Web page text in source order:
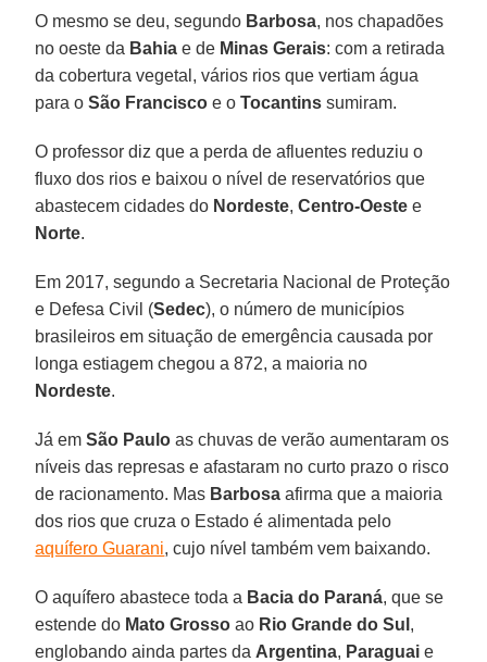
O mesmo se deu, segundo Barbosa, nos chapadões
no oeste da Bahia e de Minas Gerais: com a retirada
da cobertura vegetal, vários rios que vertiam água
para oSão Francisco e oTocantins sumiram.
O professor diz que a perda de afluentes reduziu o
fluxo dos rios e baixou o nível de reservatórios que
abastecem cidades do Nordeste, Centro-Oeste e
Norte.
Em 2017, segundo a Secretaria Nacional de Proteção
e Defesa Civil (Sedec), o número de municípios
brasileiros em situação de emergência causada por
longa estiagem chegou a 872, a maioria no
Nordeste.
Já emSão Paulo as chuvas de verão aumentaram os
níveis das represas e afastaram no curto prazo o risco
de racionamento. Mas Barbosa afirma que a maioria
dos rios que cruza o Estado é alimentada pelo
aquífero Guarani, cujo nível também vem baixando.
O aquífero abastece toda a Bacia do Paraná, que se
estende do Mato Grosso ao Rio Grande do Sul ,
englobando ainda partes da Argentina, Paraguai e